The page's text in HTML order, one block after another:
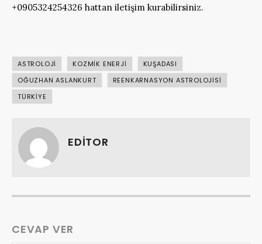
+0905324254326 hattan iletişim kurabilirsiniz.
ASTROLOJI KOZMIK ENERJI
KUŞADASI
OĞUZHAN ASLANKURT
REENKARNASYON ASTROLOJISI
TÜRKIYE
EDITOR
CEVAP VER